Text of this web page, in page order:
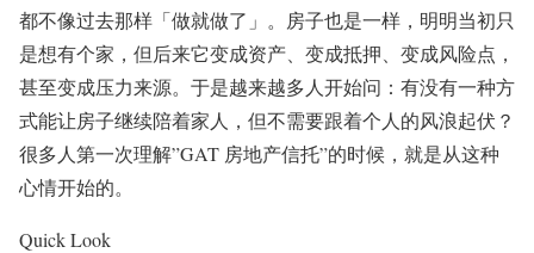
都不像过去那样「做就做了」。房子也是一样，明明当初只
是想有个家，但后来它变成资产、变成抵押、变成风险点，
甚至变成压力来源。于是越来越多人开始问：有没有一种方
式能让房子继续陪着家人，但不需要跟着个人的风浪起伏？
很多人第一次理解”GAT 房地产信托”的时候，就是从这种
心情开始的。
Quick Look